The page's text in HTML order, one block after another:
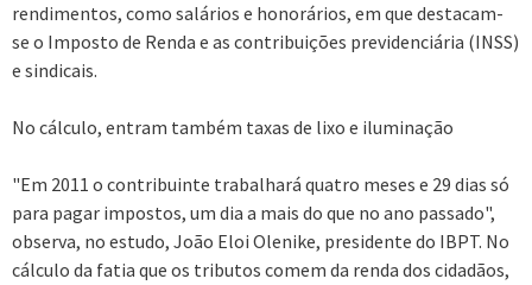
rendimentos, como salários e honorários, em que destacam-
se o Imposto de Renda e as contribuições previdenciária (INSS)
e sindicais.
No cálculo, entram também taxas de lixo e iluminação
"Em 2011 o contribuinte trabalhará quatro meses e 29 dias só
para pagar impostos, um dia a mais do que no ano passado",
observa, no estudo, João Eloi Olenike, presidente do IBPT. No
cálculo da fatia que os tributos comem da renda dos cidadãos,